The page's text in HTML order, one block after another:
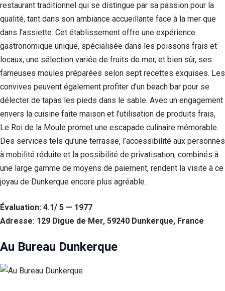
restaurant traditionnel qui se distingue par sa passion pour la
qualité, tant dans son ambiance accueillante face à la mer que
dans l’assiette. Cet établissement offre une expérience
gastronomique unique, spécialisée dans les poissons frais et
locaux, une sélection variée de fruits de mer, et bien sûr, ses
fameuses moules préparées selon sept recettes exquises. Les
convives peuvent également profiter d’un beach bar pour se
délecter de tapas les pieds dans le sable. Avec un engagement
envers la cuisine faite maison et l’utilisation de produits frais,
Le Roi de la Moule promet une escapade culinaire mémorable.
Des services tels qu’une terrasse, l’accessibilité aux personnes
à mobilité réduite et la possibilité de privatisation, combinés à
une large gamme de moyens de paiement, rendent la visite à ce
joyau de Dunkerque encore plus agréable.
Évaluation: 4.1/ 5 — 1977
Adresse: 129 Digue de Mer, 59240 Dunkerque, France
Au Bureau Dunkerque